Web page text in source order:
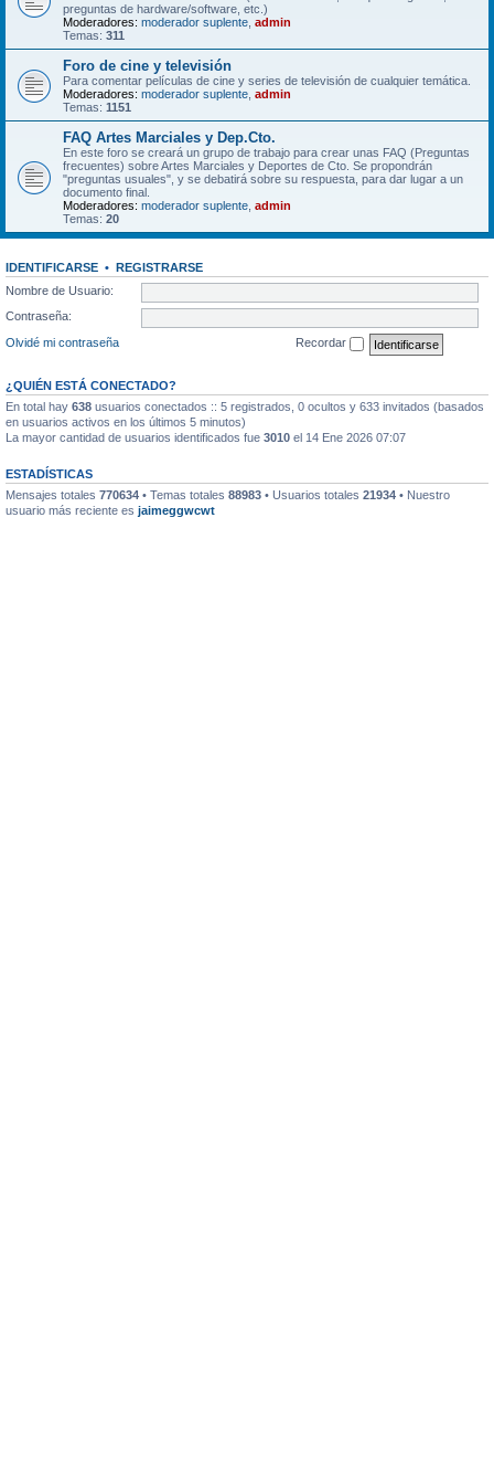
preguntas de hardware/software, etc.)
Moderadores: moderador suplente admin
Temas: 311
Foro de cine y televisión
Para comentar películas de cine y series de televisión de cualquier temática.
Moderadores: moderador suplente admin
Temas: 1151
FAQ Artes Marciales y Dep.Cto.
En este foro se creará un grupo de trabajo para crear unas FAQ (Preguntas
frecuentes) sobre Artes Marciales y Deportes de Cto. Se propondrán
"preguntas usuales", y se debatirá sobre su respuesta, para dar lugar a un
documento final.
Moderadores: moderador suplente admin
Temas: 20
IDENTIFICARSE • REGISTRARSE
Nombre de Usuario:
Contraseña:
Olvidé mi contraseña
Recordar
¿QUIÉN ESTÁ CONECTADO?
En total hay 638 usuarios conectados :: 5 registrados, 0 ocultos y 633 invitados (basados
en usuarios activos en los últimos 5 minutos)
La mayor cantidad de usuarios identificados fue 3010 el 14 Ene 2026 07:07
ESTADÍSTICAS
Mensajes totales 770634 • Temas totales 88983 • Usuarios totales 21934 • Nuestro
usuario más reciente es jaimeggwcwt